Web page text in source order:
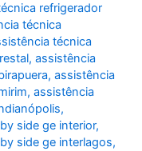
refrigerador
técnica
técnica
,assistência
,assistência
,assistência
,
side ge interior,
side ge interlagos,